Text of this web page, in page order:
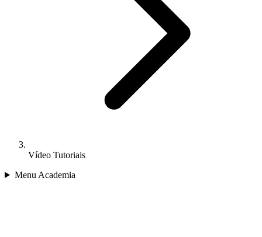
Vídeo Tutoriais
Menu Academia